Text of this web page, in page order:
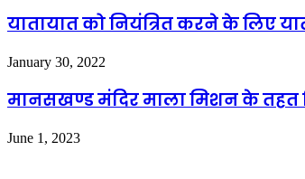
यातायात को नियंत्रित करने के लिए
January 30, 2022
मानसखण्ड मंदिर माला मिशन के तहत
June 1, 2023